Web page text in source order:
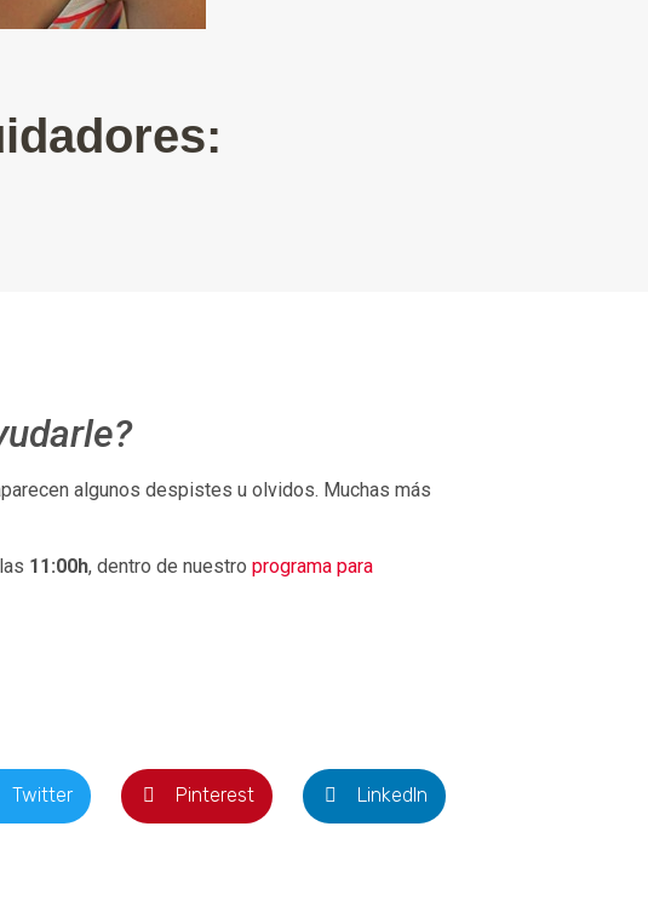
algunos despistes u olvidos. Muchas más
11:00h, dentro de nuestro programa para
Twitter Pinterest LinkedIn